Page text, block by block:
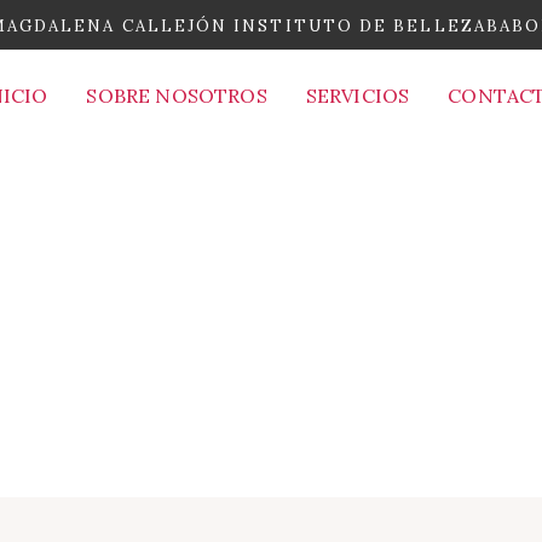
CALLEJÓN INSTITUTO DE BELLEZA
SOBRE NOSOTROS SERVICIOS